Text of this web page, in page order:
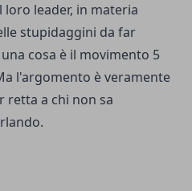
loro leader, in materia
stupidaggini da far
cosa è il movimento 5
l'argomento è veramente
retta a chi non sa